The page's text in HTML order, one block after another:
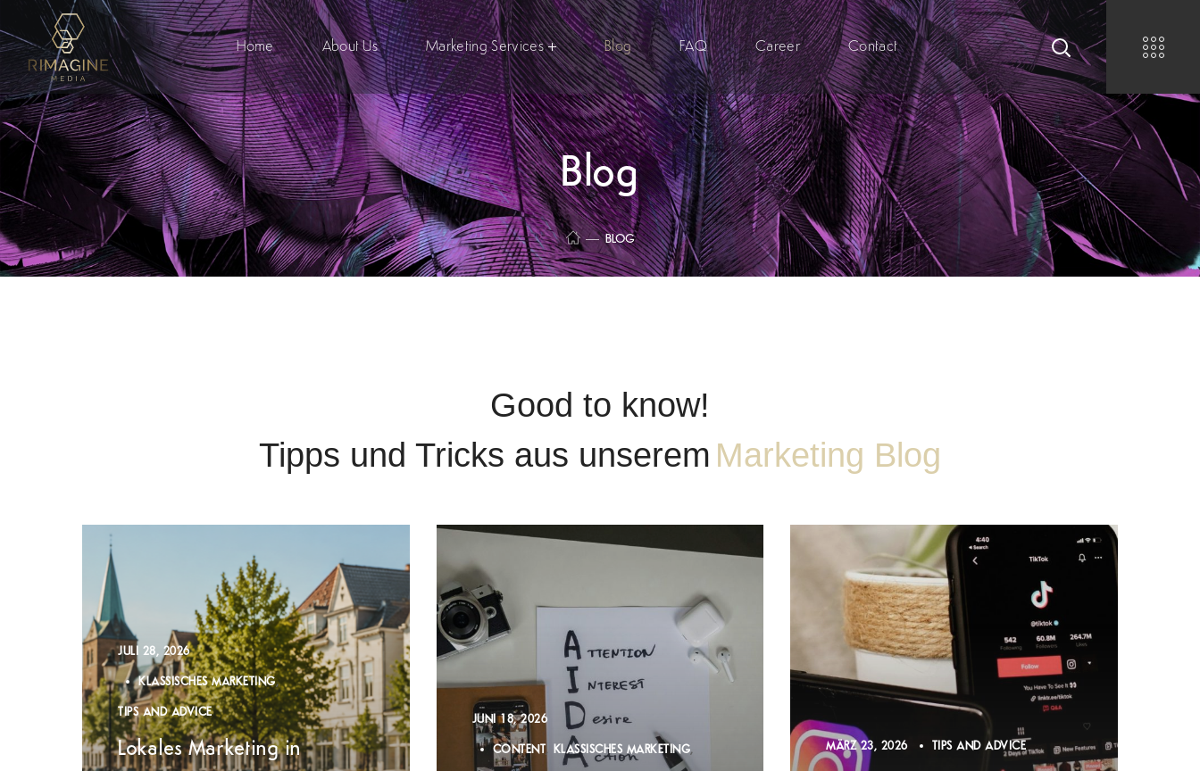
Home About Us Marketing Services Blog FAQ Career Contact
Blog
BLOG
Good to know!
Tipps und Tricks aus unserem Marketing Blog
JULI 28, 2026
KLASSISCHES MARKETING
TIPS AND ADVICE
Lokales Marketing in
JUNI 18, 2026
CONTENT KLASSISCHES MARKETING MÄRZ 23, 2026 TIPS AND ADVICE